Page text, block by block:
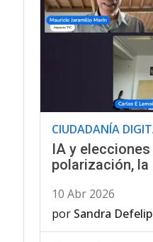
CIUDADANÍA
IA y elecciones
polarización,
10 Abr 2026
por Sandra